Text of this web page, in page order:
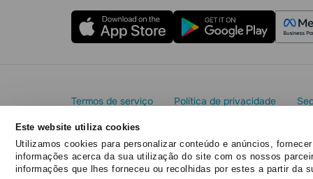
Este website utiliza cookies
Utilizamos cookies para personalizar conteúdo e anúncios,
informações acerca da sua utilização do site com os nossos
informações que lhes forneceu ou recolhidas por estes a partir da
Termos de serviço Política de privacidade
Copyright© 2015 - 2026. SendPulse. Todos os